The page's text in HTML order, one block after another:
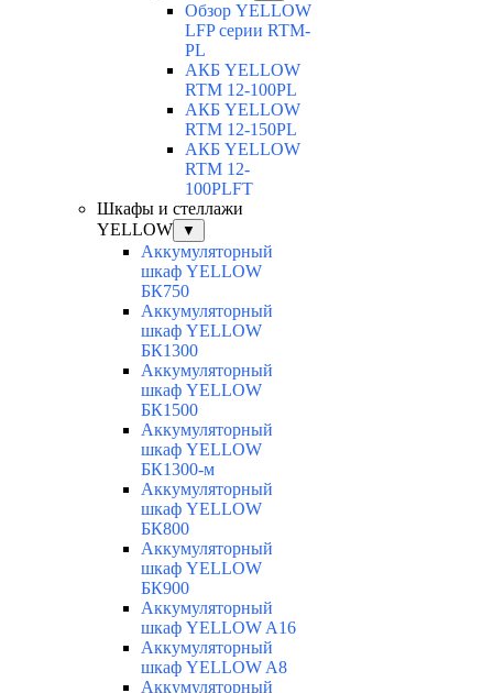
Обзор YELLOW
LFP серии RTM-
PL
АКБ YELLOW
RTM 12-100PL
АКБ YELLOW
RTM 12-150PL
АКБ YELLOW
RTM 12-
100PLFT
Шкафы и стеллажи
YELLOW
▼
Аккумуляторный
шкаф YELLOW
БК750
Аккумуляторный
шкаф YELLOW
БК1300
Аккумуляторный
шкаф YELLOW
БК1500
Аккумуляторный
шкаф YELLOW
БК1300-м
Аккумуляторный
шкаф YELLOW
БК800
Аккумуляторный
шкаф YELLOW
БК900
Аккумуляторный
шкаф YELLOW A16
Аккумуляторный
шкаф YELLOW A8
Аккумуляторный